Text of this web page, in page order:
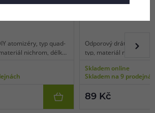
- Quad-
atomizéry, typ quad-
nichrom, délka
Odporový drát
Odporový drát pro DIY
typ, materiál nichrom,
Skladem online
Skladem na 9
89 Kč